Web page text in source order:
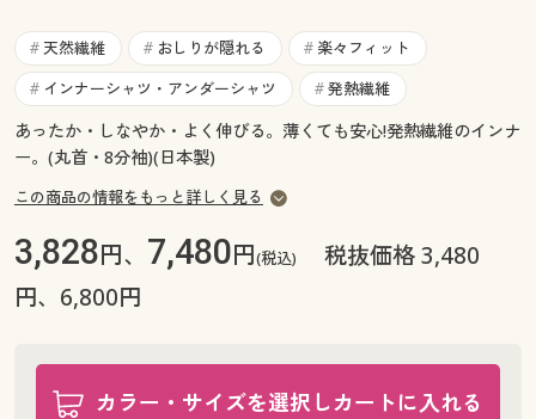
お気に入り
サポート
ご利用ガイド
よくある質問とお問い合わせ
サポート
ご利用ガイド
よくある質問とお問い合わせ
# 天然繊維 # おしりが隠れる # 楽々フィット
# インナーシャツ・アンダーシャツ # 発熱繊維
あったか・しなやか・よく伸びる。薄くても安心!発熱繊維のインナ
ー。(丸首・8分袖)(日本製)
この商品の情報をもっと詳しく見る
3,828円、 7,480円(税込)
税抜価格 3,480
円、6,800円
カラー・サイズを選択しカートに入れる